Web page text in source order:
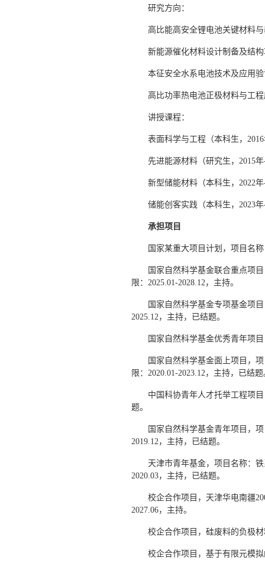
研究方向：
高比能高安全锂电池关键材料
新能源催化材料设计制备及结
本征安全水系电池技术及应用
高比功率热电池正极材料与工
讲授课程：
表面科学与工程（本科生，
先进能源材料（研究生，2015
新型储能材料（本科生，2022
储能创客实践（本科生，2023
承担项目
国家某重大项目计划，项目名
国家自然科学基金联合重点项
限：2025.01-2028.12，主持。
国家自然科学基金专项基金项
2025.12，主持，已结题。
国家自然科学基金优秀青年项
国家自然科学基金面上项目，
限：2020.01-2023.12，主持，已结
中国科协青年人才托举工程项
题。
国家自然科学基金青年项目，
2019.12，主持，已结题。
天津市青年基金，项目名称：
2020.03，主持，已结题。
校企合作项目，天津华电南疆
2027.06，主持。
校企合作项目，硅废料的负极
校企合作项目，基于有限元模